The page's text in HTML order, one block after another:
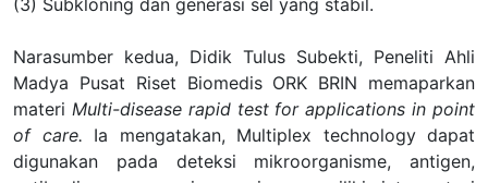
Narasumber kedua, Didik Tulus Subekti, Peneliti Ahli
Madya Pusat Riset Biomedis ORK BRIN memaparkan
materi Multi-disease rapid test for applications in point
of care. Ia mengatakan, Multiplex technology dapat
digunakan pada deteksi mikroorganisme, antigen,